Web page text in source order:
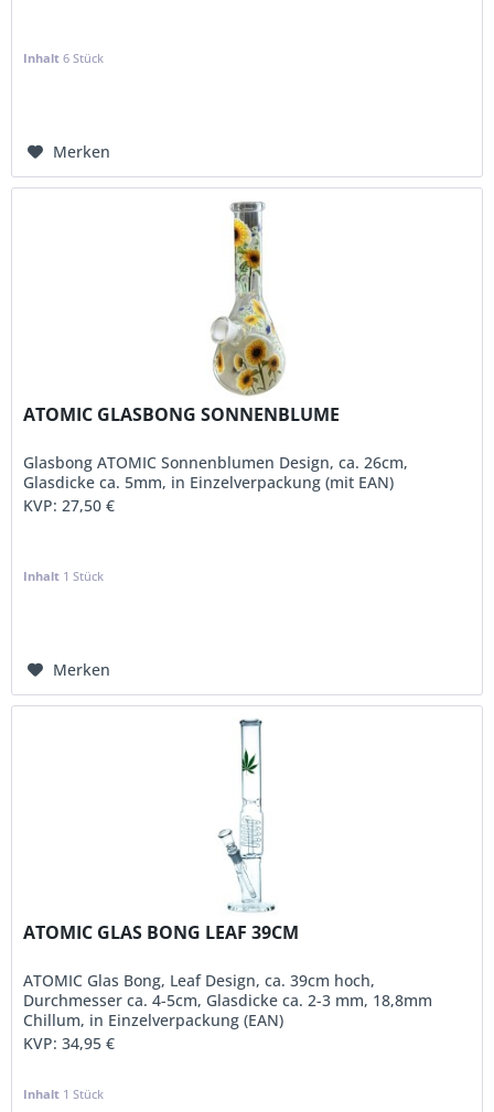
Inhalt6 Stück
Merken
ATOMIC GLASBONG SONNENBLUME
Glasbong ATOMIC Sonnenblumen Design, ca. 26cm,
Glasdicke ca. 5mm, in Einzelverpackung (mit EAN)
KVP: 27,50 €
Inhalt 1 Stück
Merken
ATOMIC GLAS BONG LEAF 39CM
ATOMIC Glas Bong, Leaf Design, ca. 39cm hoch,
Durchmesser ca. 4-5cm, Glasdicke ca. 2-3 mm, 18,8mm
Chillum, in Einzelverpackung (EAN)
KVP: 34,95 €
Inhalt 1 Stück